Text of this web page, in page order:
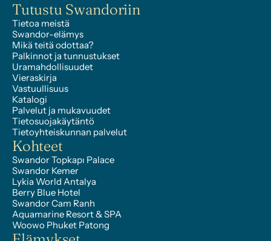
Tutustu Swandoriin
Tietoa meistä
Swandor-elämys
Mikä teitä odottaa?
Palkinnot ja tunnustukset
Uramahdollisuudet
Vieraskirja
Vastuullisuus
Katalogi
Palvelut ja mukavuudet
Tietosuojakäytäntö
Tietoyhteiskunnan palvelut
Kohteet
Swandor Topkapı Palace
Swandor Kemer
Lykia World Antalya
Berry Blue Hotel
Swandor Cam Ranh
Aquamarine Resort & SPA
Woowo Phuket Patong